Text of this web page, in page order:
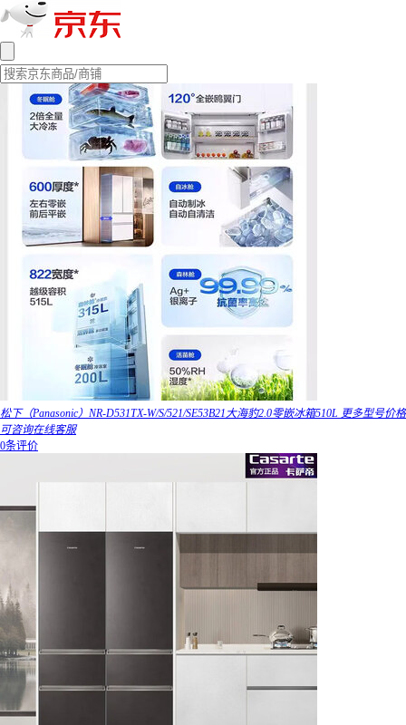
松下（Panasonic）NR-D531TX-W/S/521/SE53B21大海豹2.0零嵌冰箱510L 更多型号价格
可咨询在线客服
0条评价